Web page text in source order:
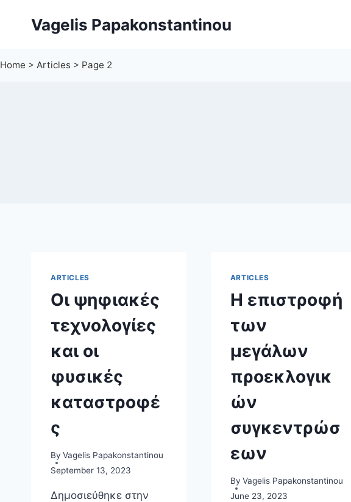
Vagelis Papakonstantinou
Home > Articles > Page 2
ARTICLES
Οι ψηφιακές
τεχνολογίες
και οι
φυσικές
καταστροφέ
ς
By Vagelis Papakonstantinou
September 13, 2023
Δημοσιεύθηκε στην
ARTICLES
Η επιστροφή
των
μεγάλων
προεκλογικ
ών
συγκεντρώσ
εων
By Vagelis Papakonstantinou
June 23, 2023